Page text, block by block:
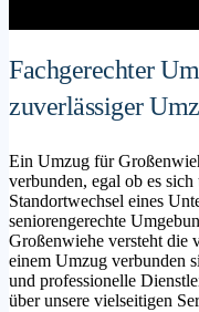
Fachgerechter
zuverlässiger
Ein Umzug für
verbunden, egal ob es
Standortwechsel eines
seniorengerechte
Großenwiehe versteht die
einem Umzug verbunden
und professionelle
über unsere vielseitigen